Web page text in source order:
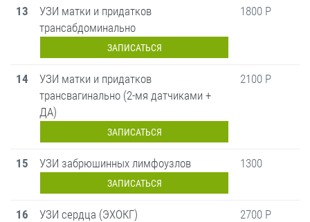
13
УЗИ матки и придатков
трансабдоминально
ЗАПИСАТЬСЯ
1800 Р
14
УЗИ матки и придатков
трансвагинально (2-мя датчиками +
ДА)
ЗАПИСАТЬСЯ
2100 Р
15 УЗИ забрюшинных лимфоузлов
ЗАПИСАТЬСЯ
1300
16 УЗИ сердца (ЭХОКГ) 2700 Р